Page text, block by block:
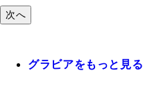
次へ
グラビアをもっと見る